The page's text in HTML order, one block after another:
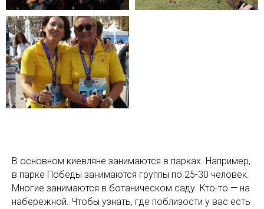
В основном киевляне занимаются в парках. Например,
в парке Победы занимаются группы по 25-30 человек.
Многие занимаются в ботаническом саду. Кто-то — на
набережной. Чтобы узнать, где поблизости у вас есть